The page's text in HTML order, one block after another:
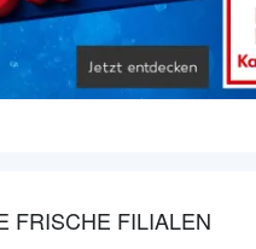
FRISCHE FILIALEN